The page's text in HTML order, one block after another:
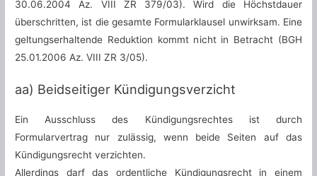
30.06.2004 Az. VIII ZR 379/03). Wird die Höchstdauer
überschritten, ist die gesamte Formularklausel unwirksam. Eine
geltungserhaltende Reduktion kommt nicht in Betracht (BGH
25.01.2006 Az. VIII ZR 3/05).
aa) Beidseitiger Kündigungsverzicht
Ein Ausschluss des Kündigungsrechtes ist durch
Formularvertrag nur zulässig, wenn beide Seiten auf das
Kündigungsrecht verzichten.
Allerdings darf das ordentliche Kündigungsrecht in einem